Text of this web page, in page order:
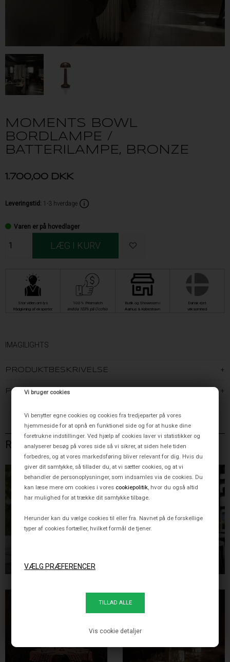
Vi bruger cookies
Vi benytter egne cookies og cookies fra tredjeparter på vores
hjemmeside for at opnå en funktionel side og for at huske dine
foretrukne indstillinger. Ved hjælp af cookies laver vi statistikker og
analyserer besøg på vores side så vi sikrer, at siden hele tiden
forbedres, og at vores markedsføring bliver relevant for dig. Hvis du
giver dit samtykke, så tillader du, at vi sætter cookies, og at vi
behandler de personoplysninger, som indsamles via de cookies. Du
kan læse mere om cookies i vores cookiepolitik , hvor du også altid
har mulighed for at trække dit samtykke tilbage.
Herunder kan du vælge cookies til eller fra. Navnet på de forskellige
typer af cookies fortæller, hvilket formål de tjener.
Vis cookie detaljer
MOMENTS BOWL
BORDLAMPE /
BATTERILAMPE, BRONZE
1.700,00 DKK
Leveringstid : 1-3 hverdage
Varen er på hovedlager
Stor viden om lys
Rådgivning af eksperter
100% Prismatch
endda 103% på Occhio
Butik og Showroom i
Aarhus & København
Dansk ejet
virksomhed
IMAGILIGHTS
PRODUKTBESKRIVELSE
PRODUKTINFORMATION
RELATEREDE VARER